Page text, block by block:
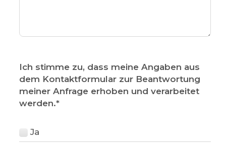
Ich stimme zu, dass meine Angaben aus
dem Kontaktformular zur Beantwortung
meiner Anfrage erhoben und verarbeitet
werden.*
Ja